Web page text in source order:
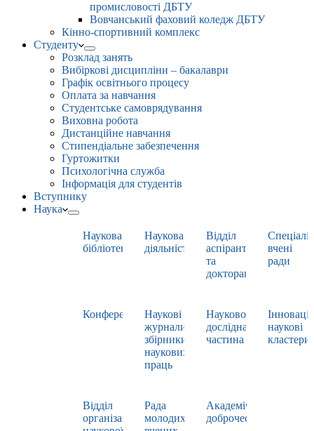
промисловості ДБТУ
Вовчанський фаховий коледж ДБТУ
Кінно-спортивний комплекс
Студенту
Розклад занять
Вибіркові дисципліни – бакалаври
Графік освітнього процесу
Оплата за навчання
Студентське самоврядування
Виховна робота
Дистанційне навчання
Стипендіальне забезпечення
Гуртожитки
Психологічна служба
Інформація для студентів
Вступнику
Наука
Наукова
бібліотека
Наукова
діяльність
Відділ
аспірантури
та
докторантури
вчені
ради
Конференції
Наукові
журнали,
збірники
наукових
праць
Науково-
дослідна
частина
наукові
кластери
Відділ
організації
Рада
молодих
Академічна
доброчесність